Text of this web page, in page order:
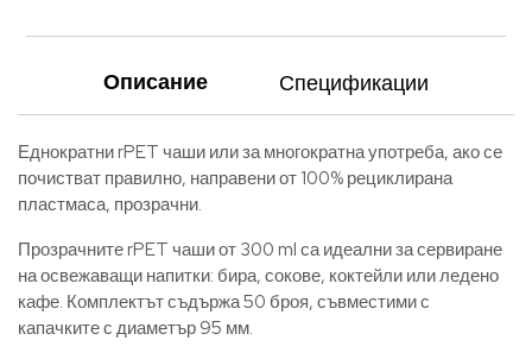
Описание Спецификации
Еднократни rPET чаши или за многократна употреба, ако се
почистват правилно, направени от 100% рециклирана
пластмаса, прозрачни.
Прозрачните rPET чаши от 300 ml са идеални за сервиране
на освежаващи напитки: бира, сокове, коктейли или ледено
кафе. Комплектът съдържа 50 броя, съвместими с
капачките с диаметър 95 мм.